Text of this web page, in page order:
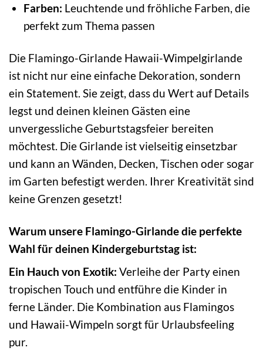
Farben: Leuchtende und fröhliche Farben, die
perfekt zum Thema passen
Die Flamingo-Girlande Hawaii-Wimpelgirlande
ist nicht nur eine einfache Dekoration, sondern
ein Statement. Sie zeigt, dass du Wert auf Details
legst und deinen kleinen Gästen eine
unvergessliche Geburtstagsfeier bereiten
möchtest. Die Girlande ist vielseitig einsetzbar
und kann an Wänden, Decken, Tischen oder sogar
im Garten befestigt werden. Ihrer Kreativität sind
keine Grenzen gesetzt!
Warum unsere Flamingo-Girlande die perfekte
Wahl für deinen Kindergeburtstag ist:
Ein Hauch von Exotik: Verleihe der Party einen
tropischen Touch und entführe die Kinder in
ferne Länder. Die Kombination aus Flamingos
und Hawaii-Wimpeln sorgt für Urlaubsfeeling
pur.